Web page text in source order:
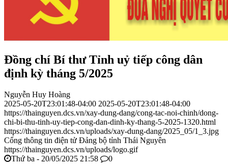
Đồng chí Bí thư Tỉnh uỷ tiếp công dân
định kỳ tháng 5/2025
Nguyễn Huy Hoàng
2025-05-20T23:01:48-04:00 2025-05-20T23:01:48-04:00
https://thainguyen.dcs.vn/xay-dung-dang/cong-tac-noi-chinh/dong-
chi-bi-thu-tinh-uy-tiep-cong-dan-dinh-ky-thang-5-2025-1320.html
https://thainguyen.dcs.vn/uploads/xay-dung-dang/2025_05/1_3.jpg
Cổng thông tin điện tử Đảng bộ tỉnh Thái Nguyên
https://thainguyen.dcs.vn/uploads/logo.gif
Thứ ba - 20/05/2025 21:58
0